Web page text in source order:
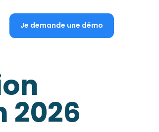
Je demande une démo
2026